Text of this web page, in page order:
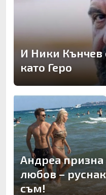
И Ники Кънчев
като Геро
Андреа призна
любов –
съм!